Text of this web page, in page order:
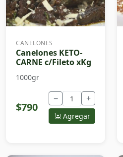
CANELONES
Canelones KETO-
CARNE c/Fileto xKg
1000gr
$790
− +
Agregar